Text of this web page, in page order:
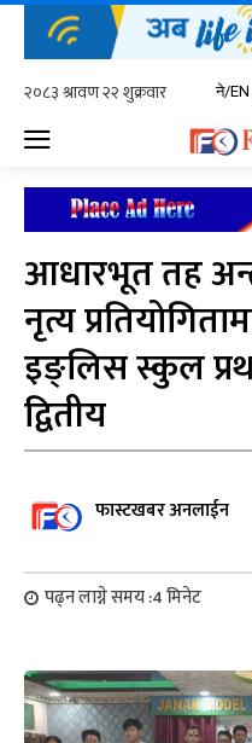
ने/EN
आधारभूत तह
नृत्य
इङ्लिस स्कुल
द्वितीय
फास्टखबर अनलाईन
पढ्न लाग्ने समय :4मिनेट